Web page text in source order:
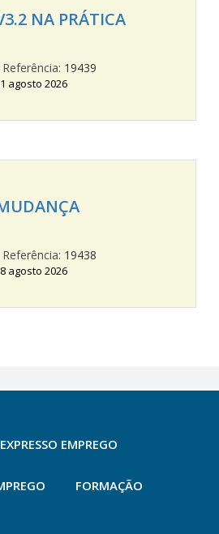
NA PRÁTICA
Referência: 19439
agosto 2026
Referência: 19438
agosto 2026
EMPREGO
FORMAÇÃO